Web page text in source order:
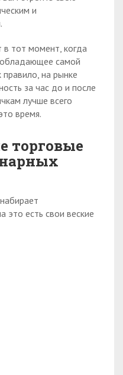
и
в тот момент, когда
самой
на рынке
за час до и после
лучше всего
время.
торговые
это есть свои веские